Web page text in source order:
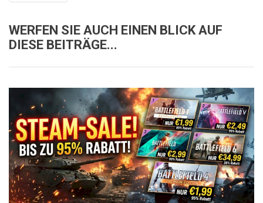
WERFEN SIE AUCH EINEN BLICK AUF
DIESE BEITRÄGE...